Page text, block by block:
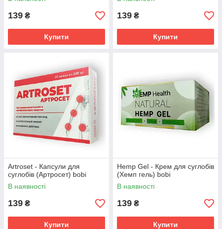
139 ₴
Купити
139 ₴
Купити
Artroset - Капсули для
суглобів (Артросет) bobi
В наявності
139 ₴
Купити
Hemp Gel - Крем для суглобів
(Хемп гель) bobi
В наявності
139 ₴
Купити